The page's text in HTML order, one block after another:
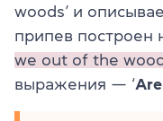
woods’ и
припев построен
we out of the
выражения — ‘